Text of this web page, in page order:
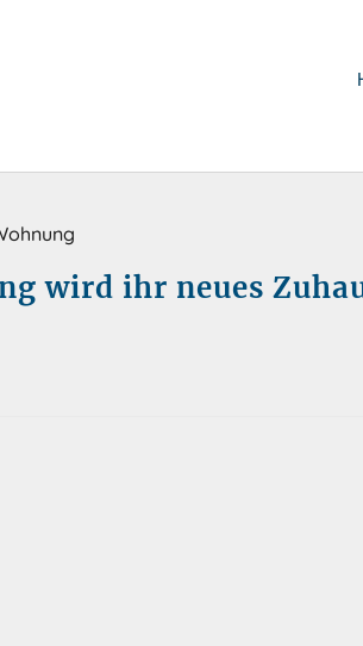
wird ihr neues